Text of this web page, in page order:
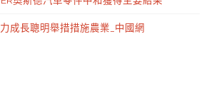
成長聰明舉措措施農業_中國網